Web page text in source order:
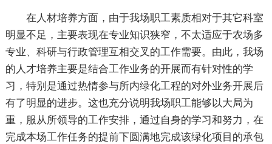
在人材培养方面，由于我场职工素质相对于其它科室
明显不足，主要表现在专业知识狭窄，不太适应于农场多
专业、科研与行政管理互相交叉的工作需要。由此，我场
的人才培养主要是结合工作业务的开展而有针对性的学
习，特别是通过热情参与所内绿化工程的对外业务开展后
有了明显的进步。这也充分说明我场职工能够以大局为
重，服从所领导的工作安排，通过自身的学习和努力，在
完成本场工作任务的提前下圆满地完成该绿化项目的承包